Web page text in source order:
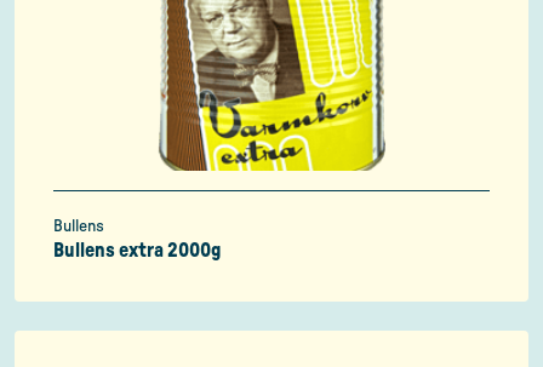
Bullens
Bullens extra 2000g